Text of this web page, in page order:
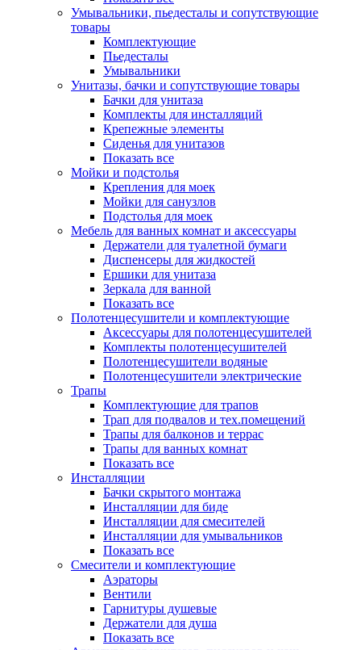
Умывальники, пьедесталы и сопутствующие
товары
Комплектующие
Пьедесталы
Умывальники
Унитазы, бачки и сопутствующие товары
Бачки для унитаза
Комплекты для инсталляций
Крепежные элементы
Сиденья для унитазов
Показать все
Мойки и подстолья
Крепления для моек
Мойки для санузлов
Подстолья для моек
Мебель для ванных комнат и аксессуары
Держатели для туалетной бумаги
Диспенсеры для жидкостей
Ершики для унитаза
Зеркала для ванной
Показать все
Полотенцесушители и комплектующие
Аксессуары для полотенцесушителей
Комплекты полотенцесушителей
Полотенцесушители водяные
Полотенцесушители электрические
Трапы
Комплектующие для трапов
Трап для подвалов и тех.помещений
Трапы для балконов и террас
Трапы для ванных комнат
Показать все
Инсталляции
Бачки скрытого монтажа
Инсталляции для биде
Инсталляции для смесителей
Инсталляции для умывальников
Показать все
Смесители и комплектующие
Аэраторы
Вентили
Гарнитуры душевые
Держатели для душа
Показать все